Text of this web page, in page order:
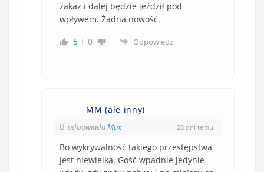
zakaz i dalej będzie jeździł pod
wpływem. Żadna nowość.
5
0 Odpowiedz
MM (ale inny)
odpowiadaMax 28 dni temu
Bo wykrywalność takiego przestępstwa
jest niewielka. Gość wpadnie jedynie